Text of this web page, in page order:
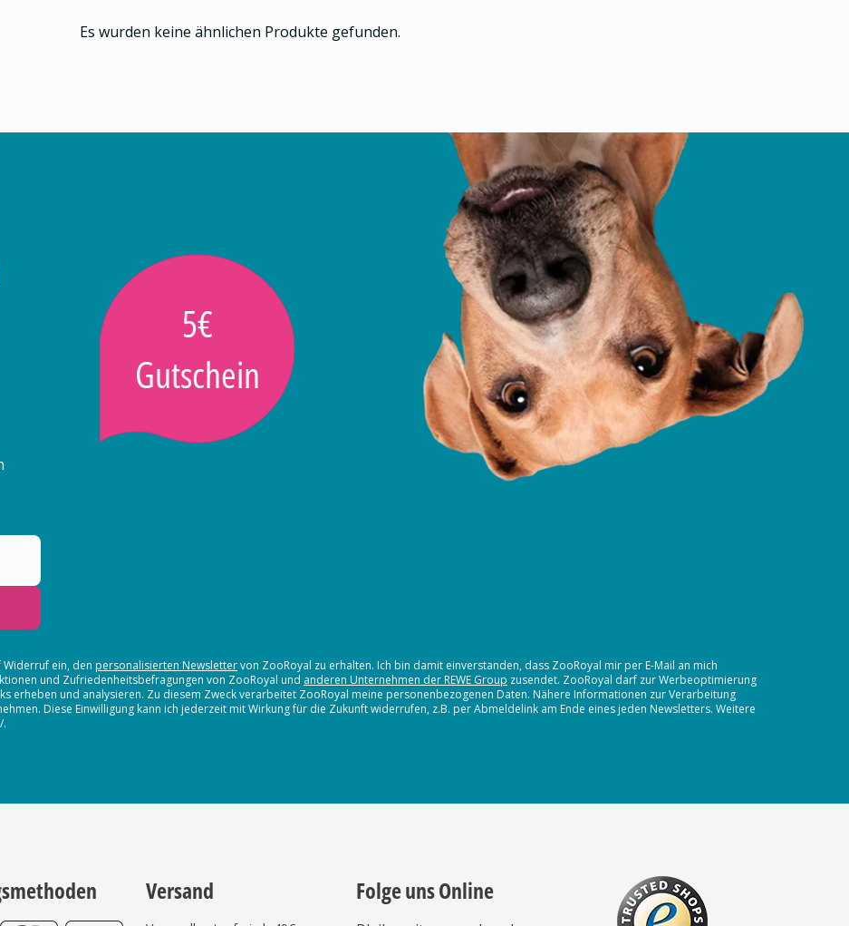
Es wurden keine ähnlichen Produkte gefunden.
5€
Gutschein
Widerruf ein, den personalisierten Newslettervon ZooRoyal zu erhalten. Ich bin damit einverstanden, dass ZooRoyal mir per E-Mail an mich
und Zufriedenheitsbefragungen von ZooRoyal und anderen Unternehmen der REWE Group zusendet. ZooRoyal darf zur Werbeoptimierung
erheben und analysieren. Zu diesem Zweck verarbeitet ZooRoyal meine personenbezogenen Daten. Nähere Informationen zur Verarbeitung
Diese Einwilligung kann ich jederzeit mit Wirkung für die Zukunft widerrufen, z.B. per Abmeldelink am Ende eines jeden Newsletters. Weitere
Versand Folge uns Online